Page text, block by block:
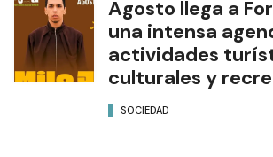
Agosto llega a
una intensa
actividades
culturales y
SOCIEDAD